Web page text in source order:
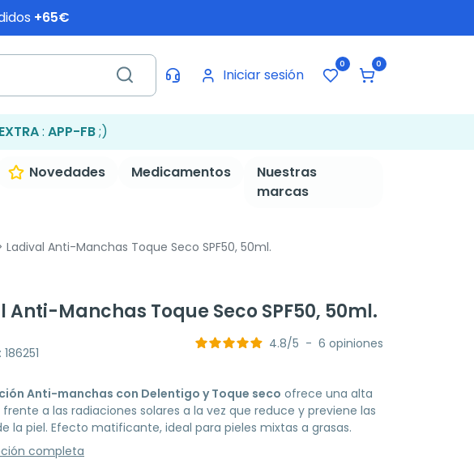
+65€
Iniciar sesión
0 0
: APP-FB;)
Novedades Medicamentos
Nuestras
marcas
Ladival Anti-Manchas Toque Seco SPF50, 50ml.
Anti-Manchas Toque Seco SPF50, 50ml.
4.8/5 - 6 opiniones
Anti-manchas con Delentigo y Toque seco ofrece una alta
a las radiaciones solares a la vez que reduce y previene las
la piel. Efecto matificante, ideal para pieles mixtas a grasas.
completa